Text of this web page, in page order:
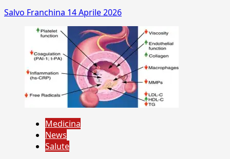
Salvo Franchina 14 Aprile 2026
Medicina
News
Salute